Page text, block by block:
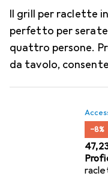
Il grill per raclette
perfetto per serate
quattro persone.
da tavolo, consente
−8%
EUR